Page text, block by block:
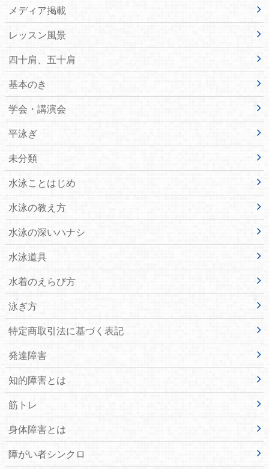
メディア掲載
レッスン風景
四十肩、五十肩
基本のき
学会・講演会
平泳ぎ
未分類
水泳ことはじめ
水泳の教え方
水泳の深いハナシ
水泳道具
水着のえらび方
泳ぎ方
特定商取引法に基づく表記
発達障害
知的障害とは
筋トレ
身体障害とは
障がい者シンクロ